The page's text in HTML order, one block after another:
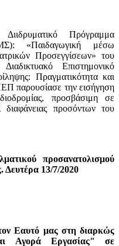
Πρόγραμμα
«Παιδαγωγική μέσω
Προσεγγίσεων» του
Επιστημονικό
Πραγματικότητα και
παρουσίασε την εισήγηση
προσβάσιμη σε
διαφάνειας προσόντων του
προσανατολισμού
13/7/2020
Εαυτό μας στη διαρκώς
Αγορά Εργασίας" σε